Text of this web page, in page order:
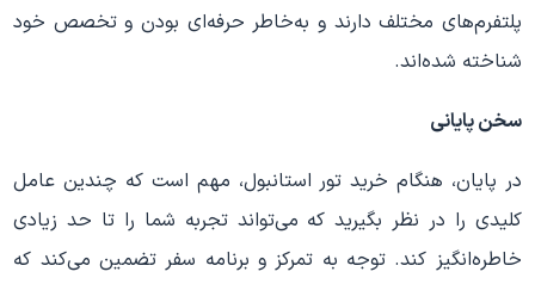
پلتفرم‌های مختلف دارند و به‌خاطر حرفه‌ای بودن و تخصص خود
شناخته شده‌اند.
سخن پایانی
در پایان، هنگام خرید تور استانبول، مهم است که چندین عامل
کلیدی را در نظر بگیرید که می‌تواند تجربه شما را تا حد زیادی
خاطره‌انگیز کند. توجه به تمرکز و برنامه سفر تضمین می‌کند که